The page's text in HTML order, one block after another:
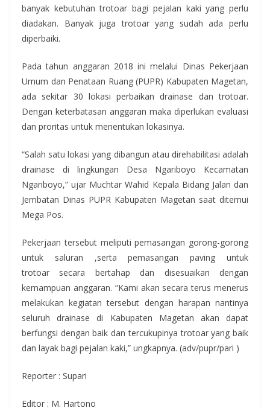
banyak kebutuhan trotoar bagi pejalan kaki yang perlu
diadakan. Banyak juga trotoar yang sudah ada perlu
diperbaiki.
Pada tahun anggaran 2018 ini melalui Dinas Pekerjaan
Umum dan Penataan Ruang (PUPR) Kabupaten Magetan,
ada sekitar 30 lokasi perbaikan drainase dan trotoar.
Dengan keterbatasan anggaran maka diperlukan evaluasi
dan proritas untuk menentukan lokasinya.
“Salah satu lokasi yang dibangun atau direhabilitasi adalah
drainase di lingkungan Desa Ngariboyo Kecamatan
Ngariboyo,” ujar Muchtar Wahid Kepala Bidang Jalan dan
Jembatan Dinas PUPR Kabupaten Magetan saat ditemui
Mega Pos.
Pekerjaan tersebut meliputi pemasangan gorong-gorong
untuk saluran ,serta pemasangan paving untuk
trotoar secara bertahap dan disesuaikan dengan
kemampuan anggaran. “Kami akan secara terus menerus
melakukan kegiatan tersebut dengan harapan nantinya
seluruh drainase di Kabupaten Magetan akan dapat
berfungsi dengan baik dan tercukupinya trotoar yang baik
dan layak bagi pejalan kaki,” ungkapnya. (adv/pupr/pari )
Reporter : Supari
Editor : M. Hartono